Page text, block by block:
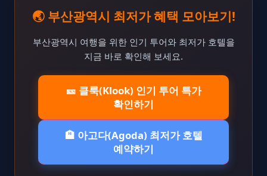
🌏 부산광역시 최저가 혜택 모아보기!
부산광역시 여행을 위한 인기 투어와 최저가 호텔을
지금 바로 확인해 보세요.
🎫 클룩(Klook) 인기 투어 특가
확인하기
🏨 아고다(Agoda) 최저가 호텔
예약하기